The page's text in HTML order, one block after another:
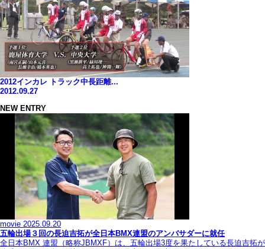
2012インカレ トラック中長距離...
2012.09.27
NEW ENTRY
movie 2025.09.20
五輪出場３回の長迫吉拓が全日本BMX連盟のアンバサダーに就任
全日本BMX 連盟（略称JBMXF）は、五輪出場3度を果たしている長迫吉拓が